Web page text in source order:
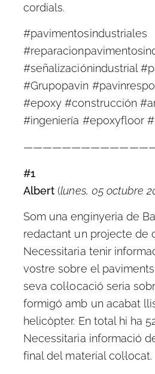
cordials.
#pavimentosindustriales
#señalizaciónindustrial
#Grupopavin
#epoxy #construcción
#ingeniería #epoxyfloor
#1
Albert (lunes, 05 octubre
Som una enginyeria de
redactant un projecte de
Necessitaria tenir
vostre sobre el
seva col·locació seria
formigó amb un acabat
helicòpter. En total hi ha
Necessitaria informació
final del material col·locat.